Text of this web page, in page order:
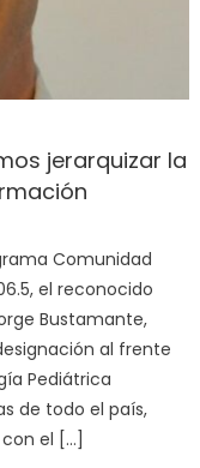
jerarquizar la
Comunidad
el reconocido
Bustamante,
al frente
Pediátrica
de todo el país,
el […]